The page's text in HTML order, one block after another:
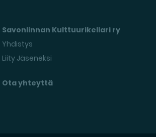
Savonlinnan Kulttuurikellari ry
Yhdistys
Liity Jäseneksi
Ota yhteyttä